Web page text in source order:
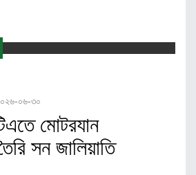
০৬-৩০
মোটরযান
সন জালিয়াতি